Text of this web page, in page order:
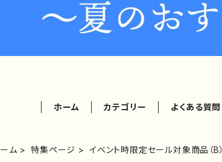
ホーム カテゴリー よくある質問
ム 特集ページ イベント時限定セール対象商品（B）